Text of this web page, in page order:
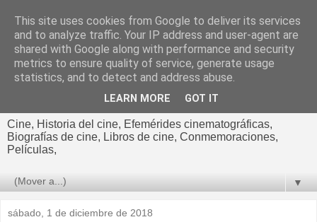
El cultural
cinematográfico de Jorge
Cine, Historia del cine, Efemérides cinematográficas,
Biografías de cine, Libros de cine, Conmemoraciones,
Películas,
▼
sábado, 1 de diciembre de 2018
This site uses cookies from Google to deliver its services
and to analyze traffic. Your IP address and user-agent are
shared with Google along with performance and security
metrics to ensure quality of service, generate usage
statistics, and to detect and address abuse.
LEARN MORE GOT IT